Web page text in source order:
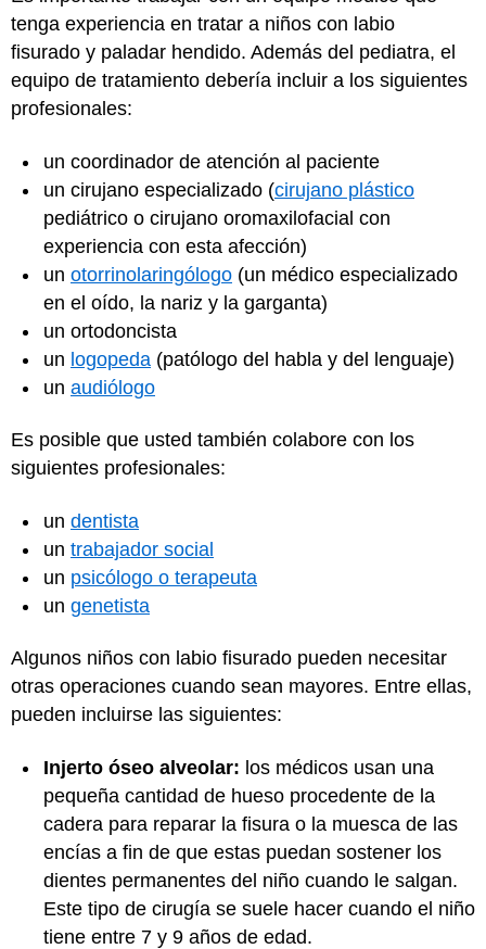
tenga experiencia en tratar a niños con labio
fisurado y paladar hendido. Además del pediatra, el
equipo de tratamiento debería incluir a los siguientes
profesionales:
un coordinador de atención al paciente
un cirujano especializado (cirujano plástico
pediátrico o cirujano oromaxilofacial con
experiencia con esta afección)
un otorrinolaringólogo (un médico especializado
en el oído, la nariz y la garganta)
un ortodoncista
un logopeda (patólogo del habla y del lenguaje)
un audiólogo
Es posible que usted también colabore con los
siguientes profesionales:
un dentista
un trabajador social
un psicólogo o terapeuta
un genetista
Algunos niños con labio fisurado pueden necesitar
otras operaciones cuando sean mayores. Entre ellas,
pueden incluirse las siguientes:
Injerto óseo alveolar: los médicos usan una
pequeña cantidad de hueso procedente de la
cadera para reparar la fisura o la muesca de las
encías a fin de que estas puedan sostener los
dientes permanentes del niño cuando le salgan.
Este tipo de cirugía se suele hacer cuando el niño
tiene entre 7 y 9 años de edad.